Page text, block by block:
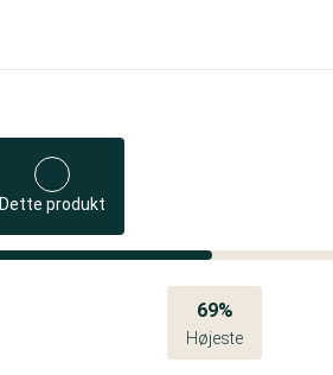
Dette produkt
69%
Højeste